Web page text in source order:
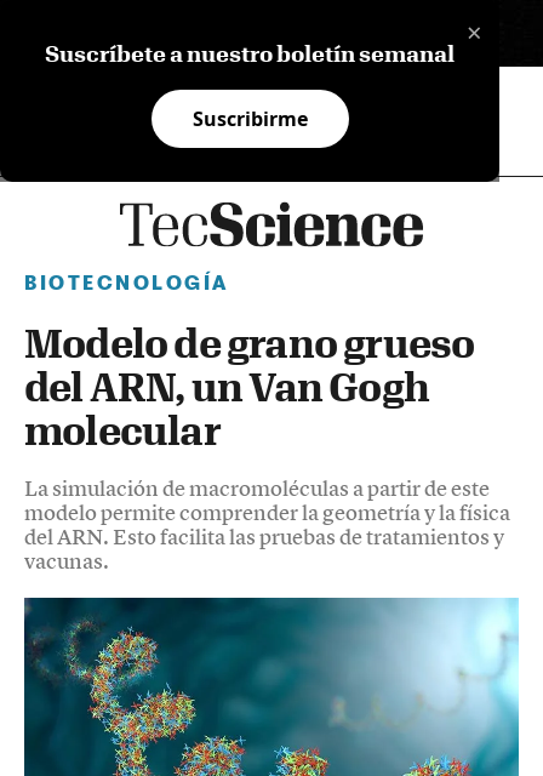
×
Suscríbete a nuestro boletín semanal
Suscribirme
BIOTECNOLOGÍA
Modelo de grano grueso
del ARN, un Van Gogh
molecular
La simulación de macromoléculas a partir de este
modelo permite comprender la geometría y la física
del ARN. Esto facilita las pruebas de tratamientos y
vacunas.